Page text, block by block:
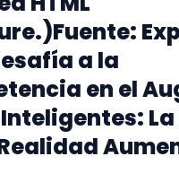
a la
en el